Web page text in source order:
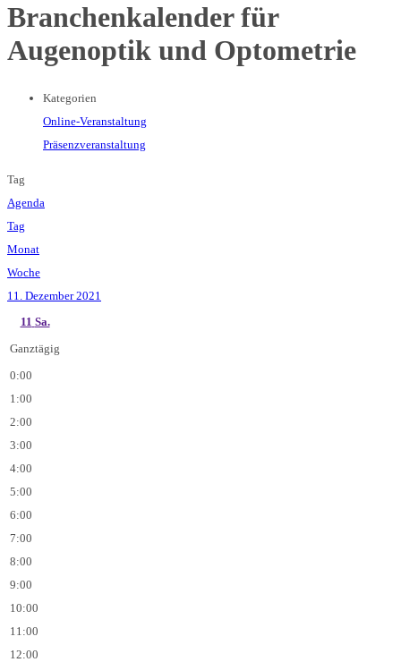
Branchenkalender für
Augenoptik und Optometrie
Kategorien
Online-Veranstaltung
Präsenzveranstaltung
Tag
Agenda
Tag
Monat
Woche
11. Dezember 2021
11 Sa.
Ganztägig
0:00
1:00
2:00
3:00
4:00
5:00
6:00
7:00
8:00
9:00
10:00
11:00
12:00